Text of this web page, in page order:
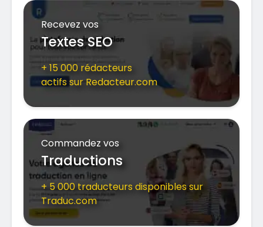
Recevez vos
Textes SEO
+ 15 000 rédacteurs
actifs sur Redacteur.com
Commandez vos
Traductions
+ 5 000 traducteurs disponibles sur
Traduc.com